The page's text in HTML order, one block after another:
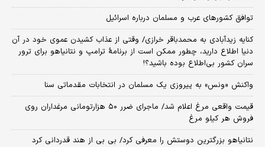
توافق کشورهای عرب و مسلمان درباره اسرائیل
کنایه زیدآبادی به محمدباقر خرازی/ وقتی از عذاب کشیدن عموی خود در آن
دنیا اطلاع دارید، چطور ممکن است از برنامهٔ ترامپ و نتانیاهو برای ترور
سران کشور بی‌اطلاع بوده باشید؟!
واکنش «ونس» به پیروزی یک مسلمان در انتخابات مقدماتی سنا
قیمت واقعی مرغ اعلام شد/ ماجرای ضرر ۵۰ هزارتومانی مرغداران روی
فروش هر کیلو مرغ
نتانیاهو بزرگترین دوستش را معرفی کرد/ بی بی از هند قدردانی کرد